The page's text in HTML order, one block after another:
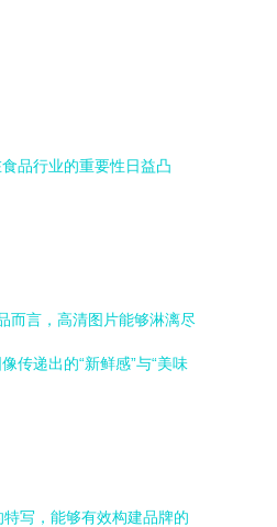
品行业的重要性日益凸
而言，高清图片能够淋漓尽
递出的“新鲜感”与“美味
写，能够有效构建品牌的